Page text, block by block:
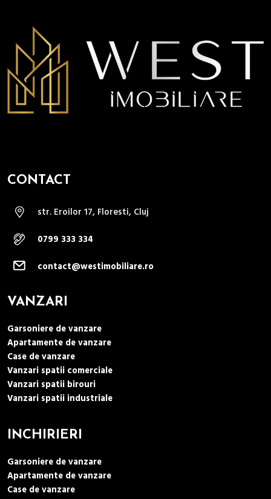
CONTACT
str. Eroilor 17, Floresti, Cluj
0799 333 334
contact@westimobiliare.ro
VANZARI
Garsoniere de vanzare
Apartamente de vanzare
Case de vanzare
Vanzari spatii comerciale
Vanzari spatii birouri
Vanzari spatii industriale
INCHIRIERI
Garsoniere de vanzare
Apartamente de vanzare
Case de vanzare